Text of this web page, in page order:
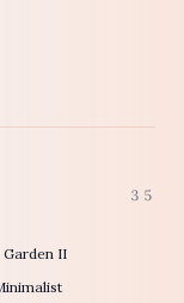
35
II